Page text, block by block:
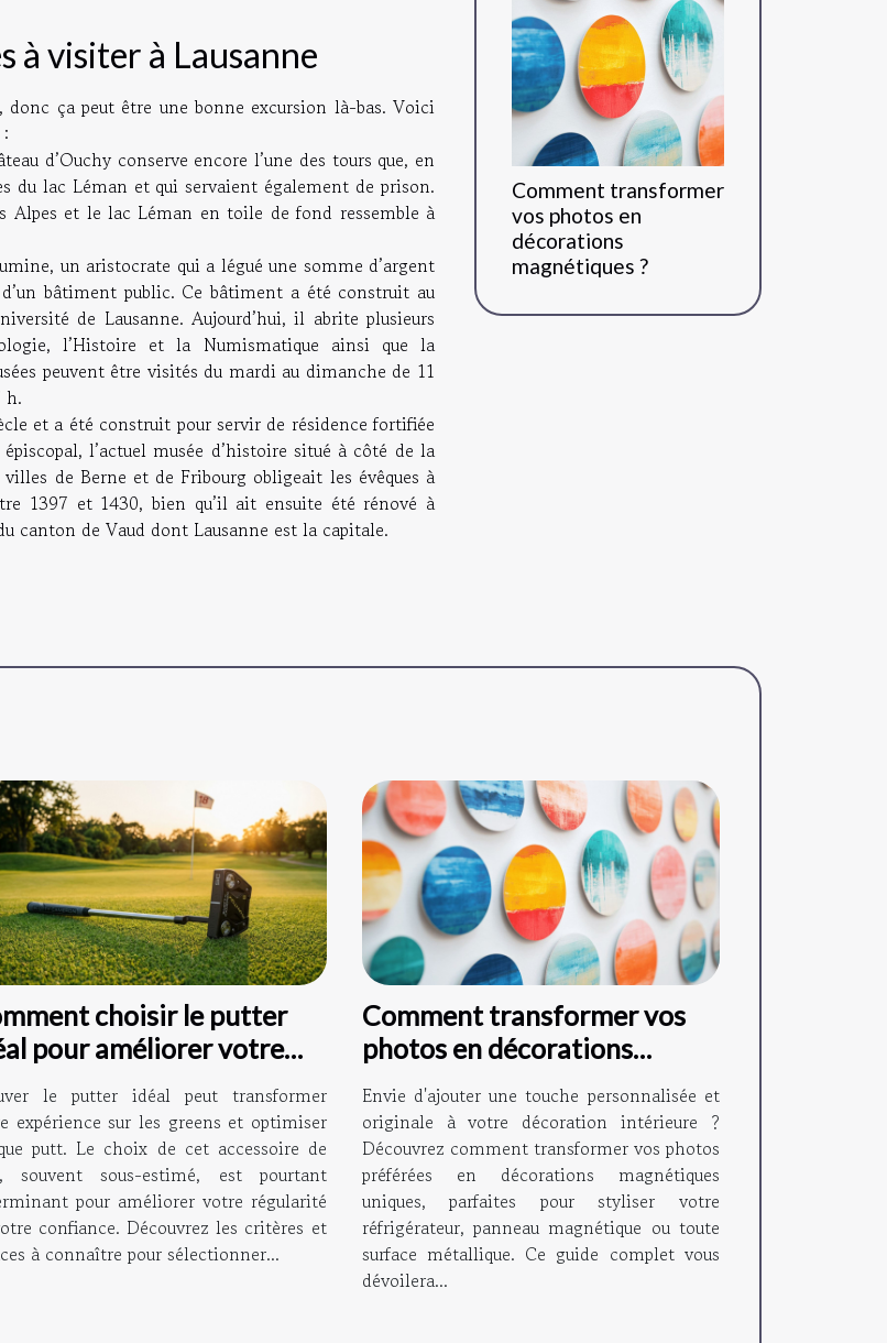
à visiter à Lausanne
ça peut être une bonne excursion là-bas. Voici
d’Ouchy conserve encore l’une des tours que, en
du lac Léman et qui servaient également de prison.
Alpes et le lac Léman en toile de fond ressemble à
un aristocrate qui a légué une somme d’argent
bâtiment public. Ce bâtiment a été construit au
de Lausanne. Aujourd’hui, il abrite plusieurs
l’Histoire et la Numismatique ainsi que la
peuvent être visités du mardi au dimanche de 11
h.
et a été construit pour servir de résidence fortifiée
l’actuel musée d’histoire situé à côté de la
de Berne et de Fribourg obligeait les évêques à
1397 et 1430, bien qu’il ait ensuite été rénové à
canton de Vaud dont Lausanne est la capitale.
Comment transformer
vos photos en
décorations
magnétiques ?
choisir le putter
pour améliorer votre
le putter idéal peut transformer
expérience sur les greens et optimiser
putt. Le choix de cet accessoire de
souvent sous-estimé, est pourtant
pour améliorer votre régularité
confiance. Découvrez les critères et
à connaître pour sélectionner...
Comment transformer vos
photos en décorations
magnétiques ?
Envie d'ajouter une touche personnalisée et
originale à votre décoration intérieure ?
Découvrez comment transformer vos photos
préférées en décorations magnétiques
uniques, parfaites pour styliser votre
réfrigérateur, panneau magnétique ou toute
surface métallique. Ce guide complet vous
dévoilera...